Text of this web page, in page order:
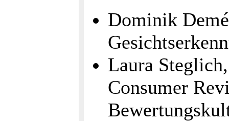
Dominik
Laura
Consumer